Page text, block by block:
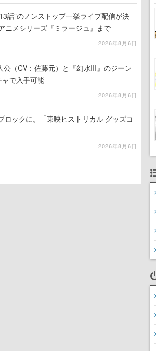
話”のノンストップ一挙ライブ配信が決
ニメシリーズ『ミラージュ』まで
2026年8月6日
公（CV：佐藤元）と『幻水III』のジーン
ャで入手可能
2026年8月6日
ロックに。「東映ヒストリカル グッズコ
2026年8月6日